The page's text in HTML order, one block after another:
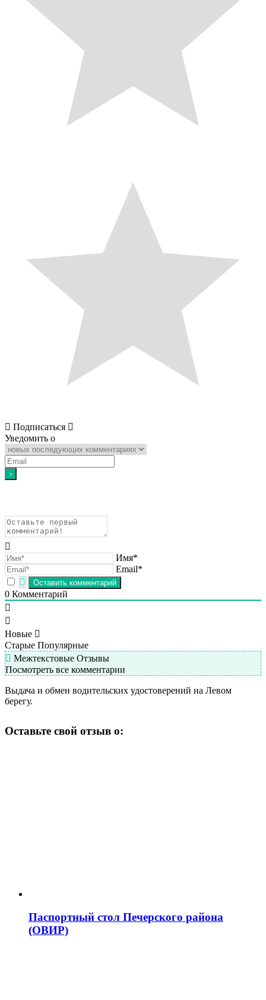
Подписаться
Уведомить о
Имя*
Email*
0 Комментарий
Новые
Старые Популярные
Межтекстовые Отзывы
Посмотреть все комментарии
Выдача и обмен водительских удостоверений на Левом
берегу.
Оставьте свой отзыв о:
Паспортный стол Печерского района
(ОВИР)